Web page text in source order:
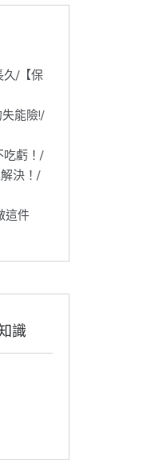
久/【保
能險!/
吃虧！/
決！/
這件
識